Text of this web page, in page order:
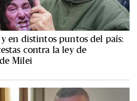
en distintos puntos del país:
contra la ley de
Milei